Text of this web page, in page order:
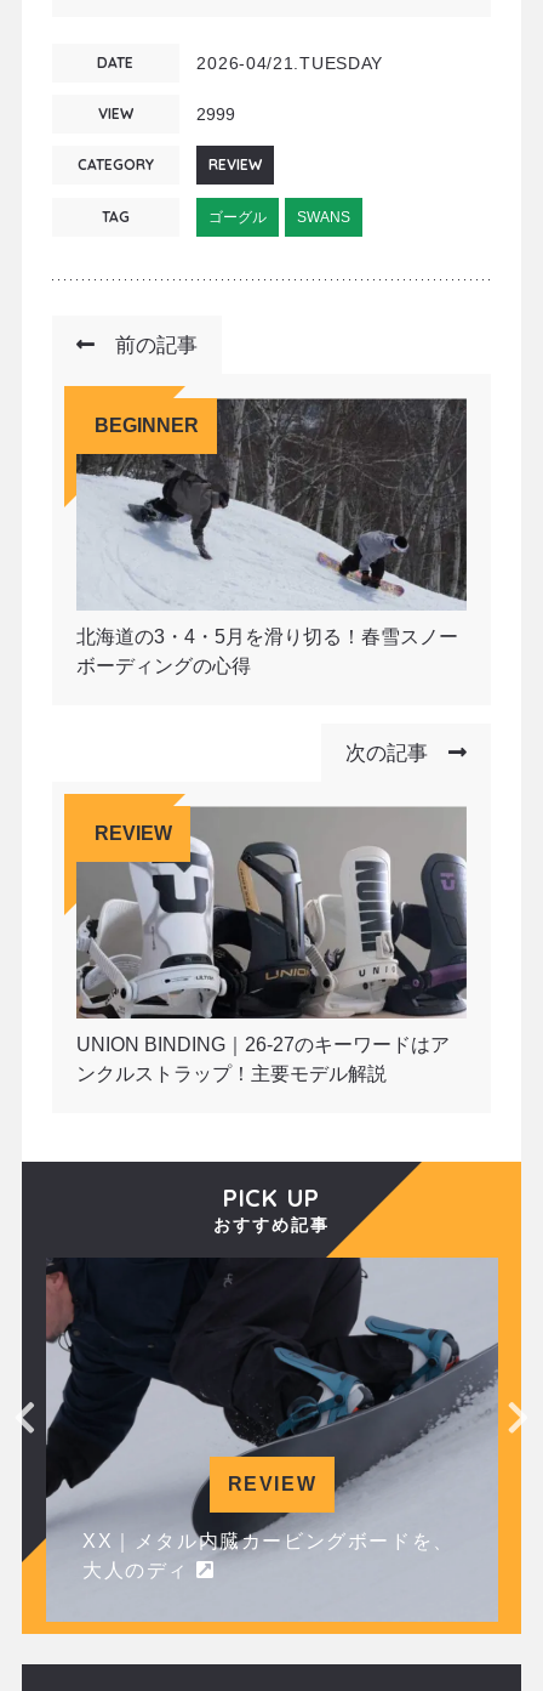
DATE 2026-04/21.TUESDAY
VIEW 2999
CATEGORY REVIEW
TAG ゴーグル SWANS
前の記事
BEGINNER
北海道の3・4・5月を滑り切る！春雪スノー
ボーディングの心得
次の記事
REVIEW
UNION BINDING｜26-27のキーワードはア
ンクルストラップ！主要モデル解説
PICK UP
おすすめ記事
REVIEW
XX｜メタル内臓カービングボードを、
大人のディ